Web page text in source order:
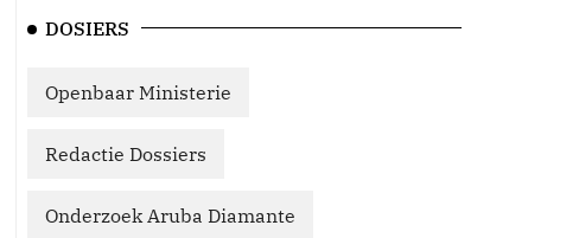
DOSIERS
Openbaar Ministerie
Redactie Dossiers
Onderzoek Aruba Diamante